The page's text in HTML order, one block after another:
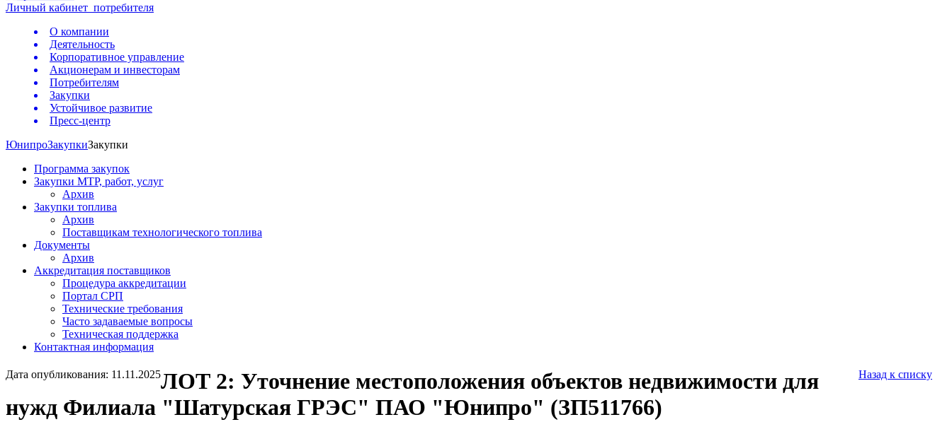
Личный кабинет потребителя
О компании
Деятельность
Корпоративное управление
Акционерам и инвесторам
Потребителям
Закупки
Устойчивое развитие
Пресс-центр
ЮнипроЗакупкиЗакупки
Программа закупок
Закупки МТР, работ, услуг
Архив
Закупки топлива
Архив
Поставщикам технологического топлива
Документы
Архив
Аккредитация поставщиков
Процедура аккредитации
Портал СРП
Технические требования
Часто задаваемые вопросы
Техническая поддержка
Контактная информация
Дата опубликования: 11.11.2025 Назад к списку
ЛОТ 2: Уточнение местоположения объектов недвижимости для
нужд Филиала "Шатурская ГРЭС" ПАО "Юнипро" (ЗП511766)